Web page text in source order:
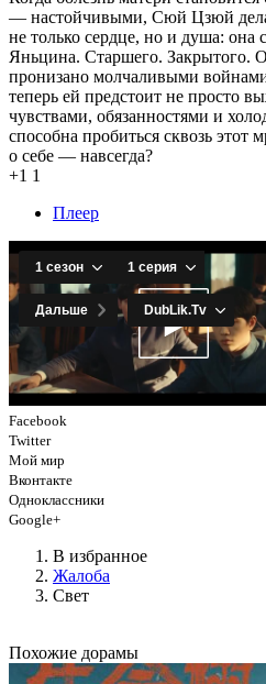
— настойчивыми, Сюй Цзюй
не только сердце, но и душа:
Яньцина. Старшего. Закрытого.
пронизано молчаливыми
теперь ей предстоит не просто
чувствами, обязанностями и
способна пробиться сквозь этот
о себе — навсегда?
+1 1
Плеер
Facebook
Twitter
Мой мир
Вконтакте
Одноклассники
Google+
В избранное
Жалоба
Свет
Похожие дорамы